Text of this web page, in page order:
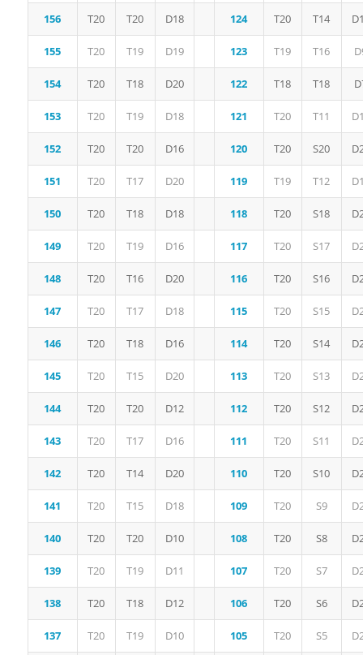
156 T20 T20 D18 124 T20 T14
155 T20 T19 D19 123 T19 T16
154 T20 T18 D20 122 T18 T18
153 T20 T19 D18 121 T20 T11
152 T20 T20 D16 120 T20 S20
151 T20 T17 D20 119 T19 T12
150 T20 T18 D18 118 T20 S18
149 T20 T19 D16 117 T20 S17
148 T20 T16 D20 116 T20 S16
147 T20 T17 D18 115 T20 S15
146 T20 T18 D16 114 T20 S14
145 T20 T15 D20 113 T20 S13
144 T20 T20 D12 112 T20 S12
143 T20 T17 D16 111 T20 S11
142 T20 T14 D20 110 T20 S10
141 T20 T15 D18 109 T20 S9
140 T20 T20 D10 108 T20 S8
139 T20 T19 D11 107 T20 S7
138 T20 T18 D12 106 T20 S6
137 T20 T19 D10 105 T20 S5